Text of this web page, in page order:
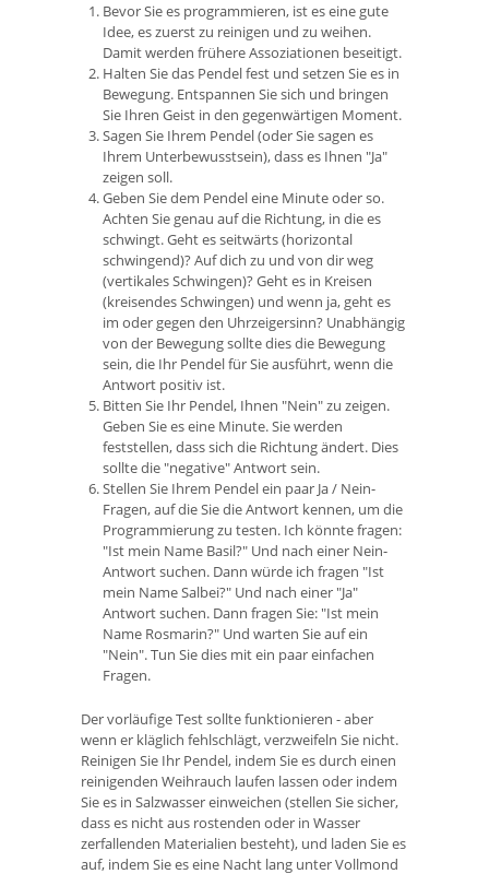
Bevor Sie es programmieren, ist es eine gute
Idee, es zuerst zu reinigen und zu weihen.
Damit werden frühere Assoziationen beseitigt.
Halten Sie das Pendel fest und setzen Sie es in
Bewegung. Entspannen Sie sich und bringen
Sie Ihren Geist in den gegenwärtigen Moment.
Sagen Sie Ihrem Pendel (oder Sie sagen es
Ihrem Unterbewusstsein), dass es Ihnen "Ja"
zeigen soll.
Geben Sie dem Pendel eine Minute oder so.
Achten Sie genau auf die Richtung, in die es
schwingt. Geht es seitwärts (horizontal
schwingend)? Auf dich zu und von dir weg
(vertikales Schwingen)? Geht es in Kreisen
(kreisendes Schwingen) und wenn ja, geht es
im oder gegen den Uhrzeigersinn? Unabhängig
von der Bewegung sollte dies die Bewegung
sein, die Ihr Pendel für Sie ausführt, wenn die
Antwort positiv ist.
Bitten Sie Ihr Pendel, Ihnen "Nein" zu zeigen.
Geben Sie es eine Minute. Sie werden
feststellen, dass sich die Richtung ändert. Dies
sollte die "negative" Antwort sein.
Stellen Sie Ihrem Pendel ein paar Ja / Nein-
Fragen, auf die Sie die Antwort kennen, um die
Programmierung zu testen. Ich könnte fragen:
"Ist mein Name Basil?" Und nach einer Nein-
Antwort suchen. Dann würde ich fragen "Ist
mein Name Salbei?" Und nach einer "Ja"
Antwort suchen. Dann fragen Sie: "Ist mein
Name Rosmarin?" Und warten Sie auf ein
"Nein". Tun Sie dies mit ein paar einfachen
Fragen.
Der vorläufige Test sollte funktionieren - aber
wenn er kläglich fehlschlägt, verzweifeln Sie nicht.
Reinigen Sie Ihr Pendel, indem Sie es durch einen
reinigenden Weihrauch laufen lassen oder indem
Sie es in Salzwasser einweichen (stellen Sie sicher,
dass es nicht aus rostenden oder in Wasser
zerfallenden Materialien besteht), und laden Sie es
auf, indem Sie es eine Nacht lang unter Vollmond